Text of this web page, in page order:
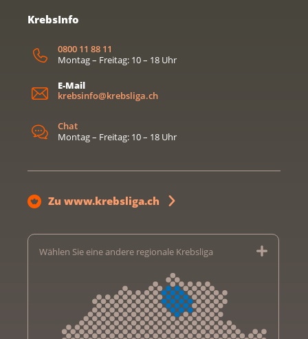
KrebsInfo
0800 11 88 11
Montag – Freitag: 10 – 18 Uhr
E-Mail
krebsinfo@krebsliga.ch
Chat
Montag – Freitag: 10 – 18 Uhr
Zu www.krebsliga.ch
Wählen Sie eine andere regionale Krebsliga